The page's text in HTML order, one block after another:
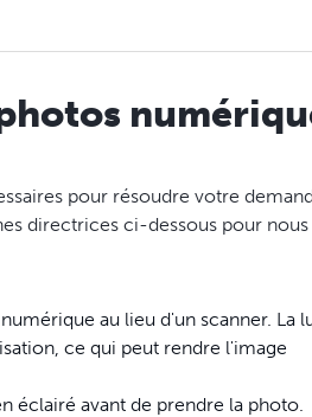
pour résoudre votre
directrices ci-dessous pour nous
au lieu d'un scanner. La
ce qui peut rendre l'image
éclairé avant de prendre la photo.